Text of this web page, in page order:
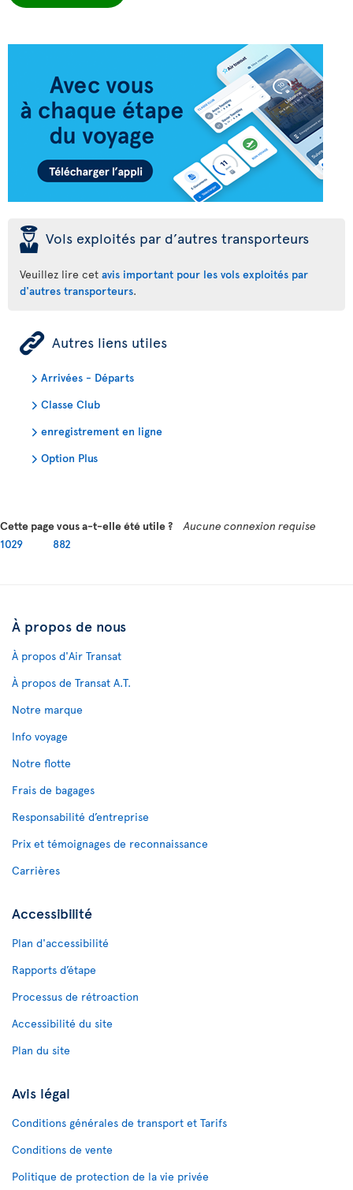
þ Vols exploités par d’autres transporteurs
Veuillez lire cet avis important pour les vols exploités par
d'autres transporteurs.
ÿ Autres liens utiles
Arrivées - Départs
Classe Club
enregistrement en ligne
Option Plus
Cette page vous a-t-elle été utile ?
Aucune connexion requise
1029
882
À propos de nous
À propos d'Air Transat
À propos de Transat A.T.
Notre marque
Info voyage
Notre flotte
Frais de bagages
Responsabilité d’entreprise
Prix et témoignages de reconnaissance
Carrières
Accessibilité
Plan d'accessibilité
Rapports d’étape
Processus de rétroaction
Accessibilité du site
Plan du site
Avis légal
Conditions générales de transport et Tarifs
Conditions de vente
Politique de protection de la vie privée